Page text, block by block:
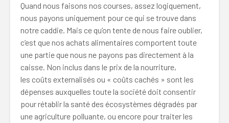
Quand nous faisons nos courses, assez logiquement,
nous payons uniquement pour ce qui se trouve dans
notre caddie. Mais ce qu’on tente de nous faire oublier,
c’est que nos achats alimentaires comportent toute
une partie que nous ne payons pas directement à la
caisse. Non inclus dans le prix de la nourriture,
les coûts externalisés ou « coûts cachés » sont les
dépenses auxquelles toute la société doit consentir
pour rétablir la santé des écosystèmes dégradés par
une agriculture polluante, ou encore pour traiter les